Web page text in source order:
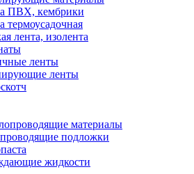
ПВХ, кембрики
термоусадочная
лента, изолента
ленты
ленты
материалы
подложки
жидкости